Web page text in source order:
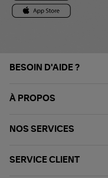
BESOIN D'AIDE ?
À PROPOS
NOS SERVICES
SERVICE CLIENT